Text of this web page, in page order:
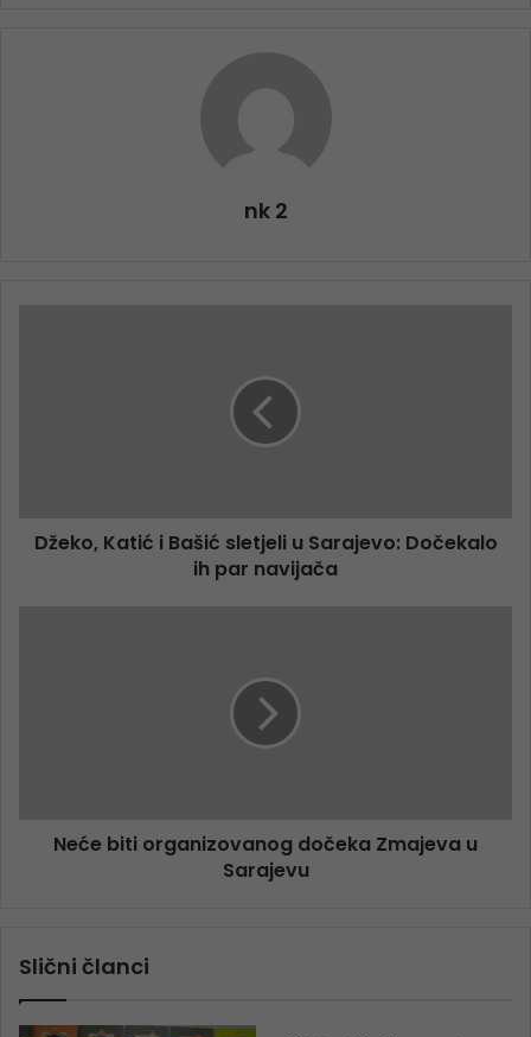
nk 2
Džeko, Katić i Bašić sletjeli u Sarajevo: Dočekalo
ih par navijača
Neće biti organizovanog dočeka Zmajeva u
Sarajevu
Slični članci